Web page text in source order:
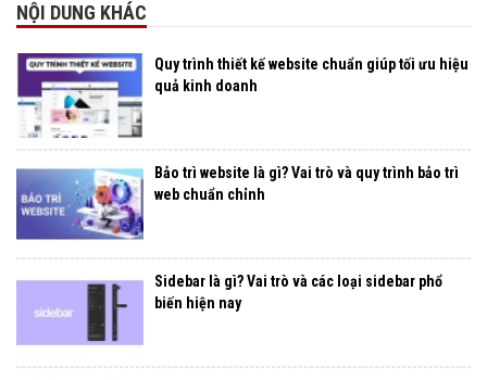
NỘI DUNG KHÁC
Quy trình thiết kế website chuẩn giúp tối ưu hiệu
quả kinh doanh
Bảo trì website là gì? Vai trò và quy trình bảo trì
web chuẩn chỉnh
Sidebar là gì? Vai trò và các loại sidebar phổ
biến hiện nay